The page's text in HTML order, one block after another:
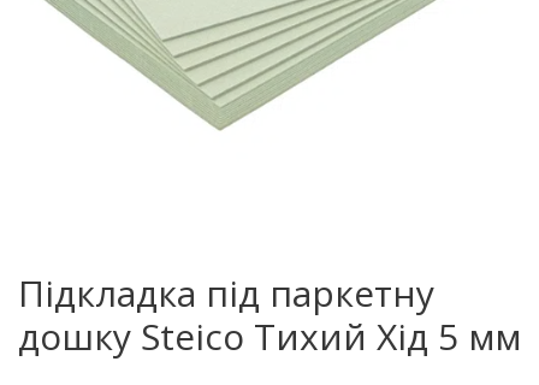
Підкладка під паркетну
дошку Steico Тихий Хід 5 мм